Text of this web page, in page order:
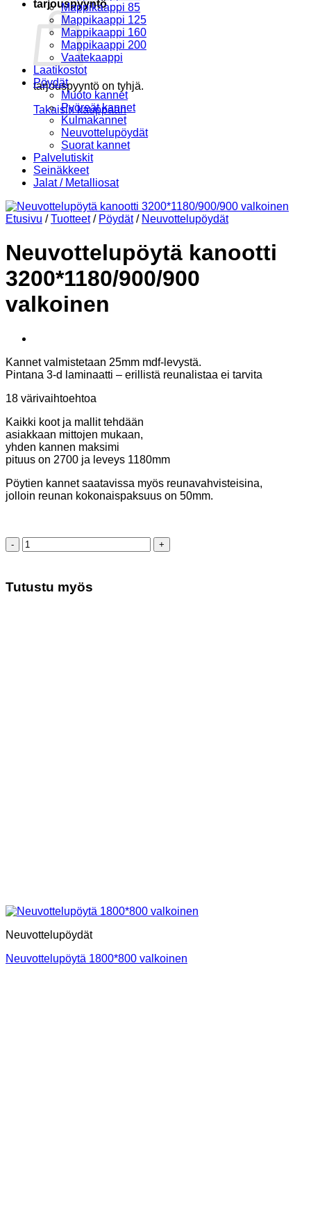
tarjouspyyntö
tarjouspyyntö on tyhjä.
Takaisin kauppaan
Mappikaappi 85
Mappikaappi 125
Mappikaappi 160
Mappikaappi 200
Vaatekaappi
Laatikostot
Pöydät
Muoto kannet
Pyöreät kannet
Kulmakannet
Neuvottelupöydät
Suorat kannet
Palvelutiskit
Seinäkkeet
Jalat / Metalliosat
Etusivu / Tuotteet / Pöydät / Neuvottelupöydät
Neuvottelupöytä kanootti
3200*1180/900/900
valkoinen
Kannet valmistetaan 25mm mdf-levystä.
Pintana 3-d laminaatti – erillistä reunalistaa ei tarvita
18 värivaihtoehtoa
Kaikki koot ja mallit tehdään
asiakkaan mittojen mukaan,
yhden kannen maksimi
pituus on 2700 ja leveys 1180mm
Pöytien kannet saatavissa myös reunavahvisteisina,
jolloin reunan kokonaispaksuus on 50mm.
Neuvottelupöytä
kanootti
määrä
Tutustu myös
Neuvottelupöydät
Neuvottelupöytä 1800*800 valkoinen